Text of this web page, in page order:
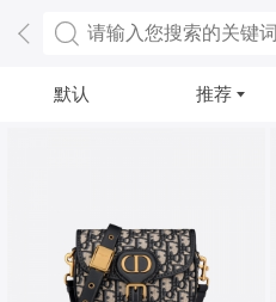
默认 推荐